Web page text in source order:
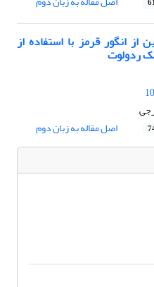
از انگور قرمز با استفاده از
ردولوت
اصل مقاله به زبان دوم